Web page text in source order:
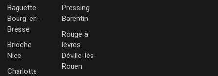
Baguette
Bourg-en-
Bresse
Brioche
Nice
Charlotte
Pressing
Barentin
Rouge à
lèvres
Déville-lès-
Rouen